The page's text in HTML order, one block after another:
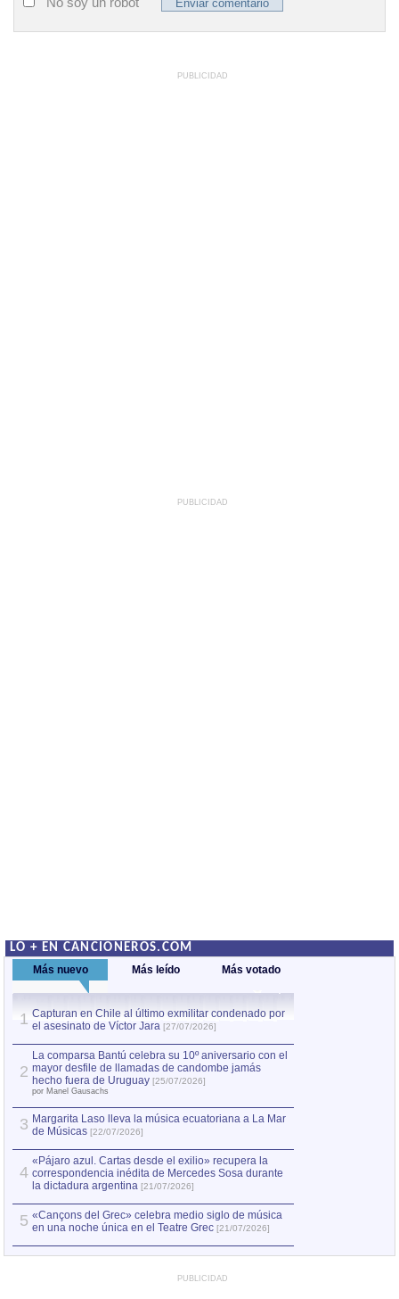
PUBLICIDAD
PUBLICIDAD
LO + EN CANCIONEROS.COM
Más nuevo Más leído Más votado
1 Capturan en Chile al último exmilitar condenado por
el asesinato de Víctor Jara [27/07/2026]
2
La comparsa Bantú celebra su 10º aniversario con el
mayor desfile de llamadas de candombe jamás
hecho fuera de Uruguay [25/07/2026]
por Manel Gausachs
3 Margarita Laso lleva la música ecuatoriana a La Mar
de Músicas [22/07/2026]
4
«Pájaro azul. Cartas desde el exilio» recupera la
correspondencia inédita de Mercedes Sosa durante
la dictadura argentina [21/07/2026]
5 «Cançons del Grec» celebra medio siglo de música
en una noche única en el Teatre Grec [21/07/2026]
PUBLICIDAD